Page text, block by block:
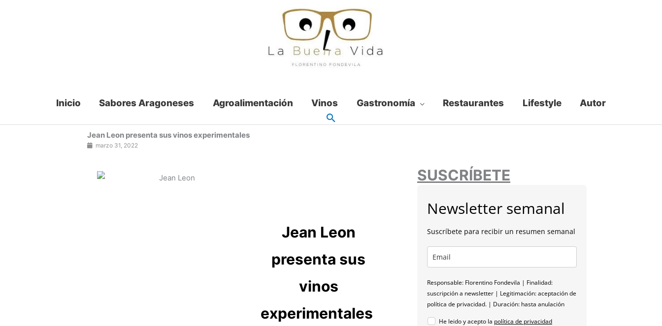
Inicio Sabores Aragoneses Agroalimentación Vinos Gastronomía Restaurantes Lifestyle Autor
Jean Leon presenta sus vinos experimentales
marzo 31, 2022
Jean Leon
presenta sus
vinos
experimentales
SUSCRÍBETE
Newsletter semanal
Suscríbete para recibir un resumen semanal
Responsable: Florentino Fondevila | Finalidad:
suscripción a newsletter | Legitimación: aceptación de
política de privacidad. | Duración: hasta anulación
He leido y acepto la política de privacidad